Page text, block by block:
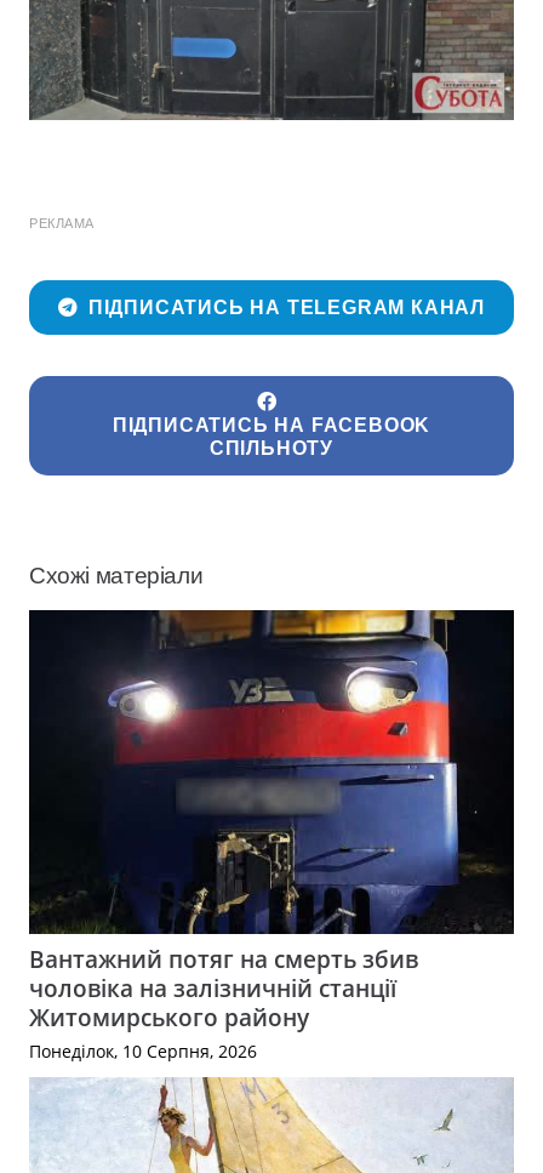
РЕКЛАМА
ПІДПИСАТИСЬ НА TELEGRAM КАНАЛ
ПІДПИСАТИСЬ НА FACEBOOK
СПІЛЬНОТУ
Схожі матеріали
Вантажний потяг на смерть збив
чоловіка на залізничній станції
Житомирського району
Понеділок, 10 Серпня, 2026